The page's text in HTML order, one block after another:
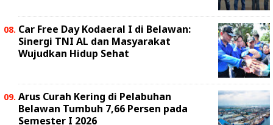
Car Free Day Kodaeral I di Belawan:
Sinergi TNI AL dan Masyarakat
Wujudkan Hidup Sehat
Arus Curah Kering di Pelabuhan
Belawan Tumbuh 7,66 Persen pada
Semester I 2026